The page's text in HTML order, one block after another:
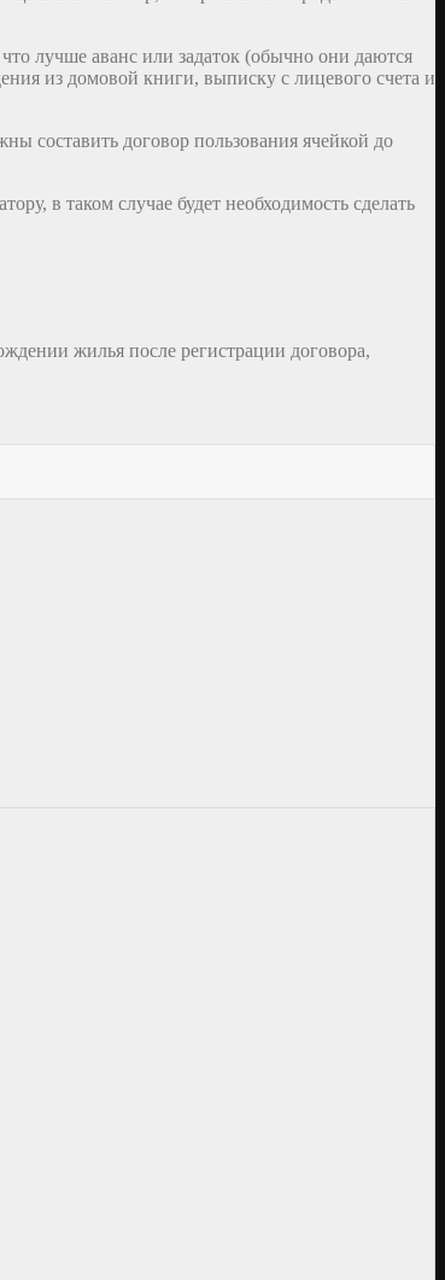
лучше аванс или задаток (обычно они даются
из домовой книги, выписку с лицевого счета и
составить договор пользования ячейкой до
в таком случае будет необходимость сделать
жилья после регистрации договора,